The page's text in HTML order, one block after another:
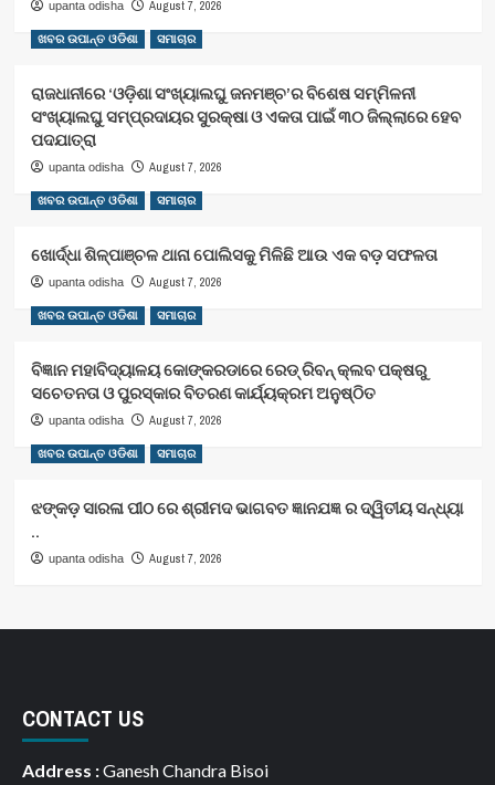
upanta odisha August 7, 2026
ଖବର ଉପାନ୍ତ ଓଡିଶା ସମାଚାର
ରାଜଧାନୀରେ ‘ଓଡ଼ିଶା ସଂଖ୍ୟାଲଘୁ ଜନମଞ୍ଚ’ର ବିଶେଷ ସମ୍ମିଳନୀ
ସଂଖ୍ୟାଲଘୁ ସମ୍ପ୍ରଦାୟର ସୁରକ୍ଷା ଓ ଏକତା ପାଇଁ ୩୦ ଜିଲ୍ଲାରେ ହେବ
ପଦଯାତ୍ରା
upanta odisha August 7, 2026
ଖବର ଉପାନ୍ତ ଓଡିଶା ସମାଚାର
ଖୋର୍ଦ୍ଧା ଶିଳ୍ପାଞ୍ଚଳ ଥାନା ପୋଲିସକୁ ମିଳିଛି ଆଉ ଏକ ବଡ଼ ସଫଳତା
upanta odisha August 7, 2026
ଖବର ଉପାନ୍ତ ଓଡିଶା ସମାଚାର
ବିଜ୍ଞାନ ମହାବିଦ୍ୟାଳୟ କୋଙ୍କରଡାରେ ରେଡ୍ ରିବନ୍ କ୍ଲବ ପକ୍ଷରୁ
ସଚେତନତା ଓ ପୁରସ୍କାର ବିତରଣ କାର୍ଯ୍ୟକ୍ରମ ଅନୁଷ୍ଠିତ
upanta odisha August 7, 2026
ଖବର ଉପାନ୍ତ ଓଡିଶା ସମାଚାର
ଝଙ୍କଡ଼ ସାରଳା ପୀଠ ରେ ଶ୍ରୀମଦ ଭାଗବତ ଜ୍ଞାନଯଜ୍ଞ ର ଦ୍ୱିତୀୟ ସନ୍ଧ୍ୟା
..
upanta odisha August 7, 2026
CONTACT US
Address :Ganesh Chandra Bisoi